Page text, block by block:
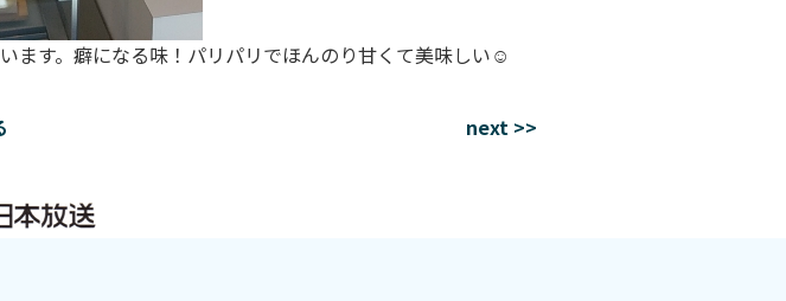
ます。癖になる味！パリパリでほんのり甘くて美味しい☺️
next >>